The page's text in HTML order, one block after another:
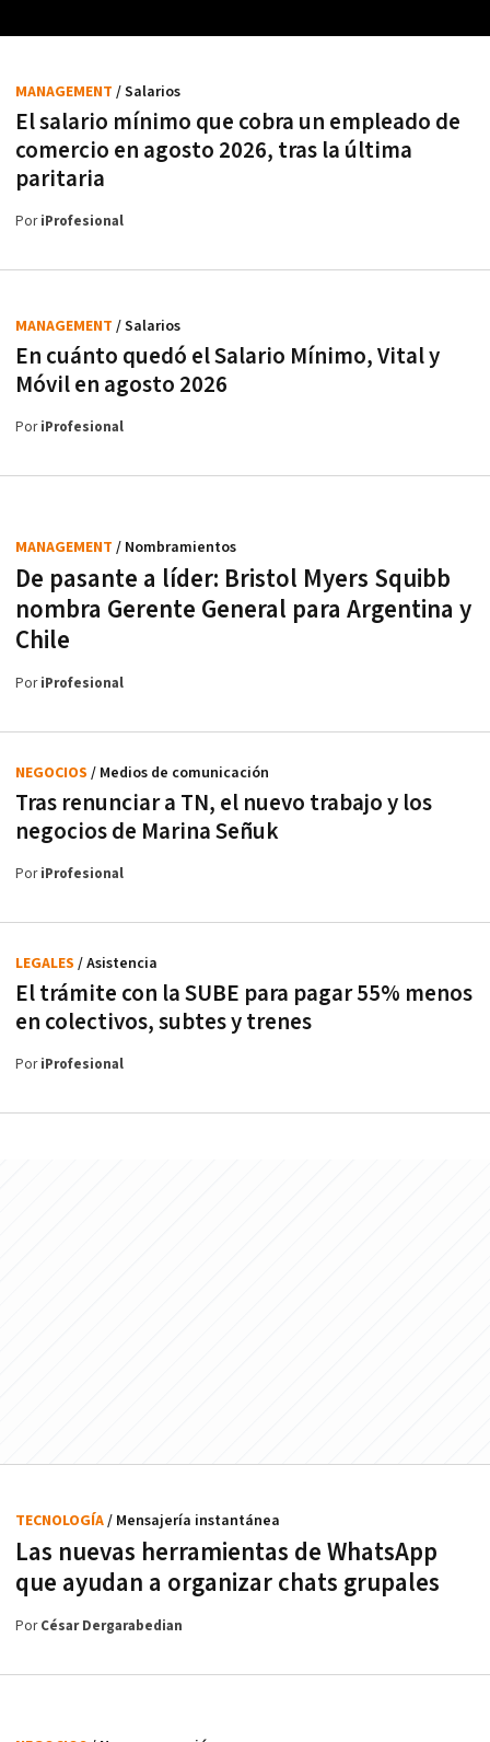
El salario mínimo que cobra un empleado de
comercio en agosto 2026, tras la última
paritaria
MANAGEMENT / Salarios
PoriProfesional
En cuánto quedó el Salario Mínimo, Vital y
Móvil en agosto 2026
MANAGEMENT / Salarios
PoriProfesional
De pasante a líder: Bristol Myers Squibb
nombra Gerente General para Argentina y
Chile
MANAGEMENT / Nombramientos
PoriProfesional
Tras renunciar a TN, el nuevo trabajo y los
negocios de Marina Señuk
NEGOCIOS / Medios de comunicación
PoriProfesional
El trámite con la SUBE para pagar 55% menos
en colectivos, subtes y trenes
LEGALES / Asistencia
PoriProfesional
Las nuevas herramientas de WhatsApp
que ayudan a organizar chats grupales
TECNOLOGÍA/ Mensajería instantánea
PorCésar Dergarabedian